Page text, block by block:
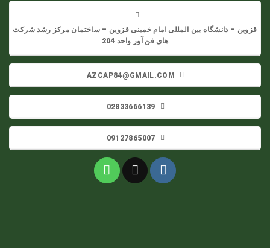
قزوین – دانشگاه بین المللی امام خمینی قزوین – ساختمان مرکز رشد شرکت
های فن آور واحد 204
AZCAP84@GMAIL.COM
02833666139
09127865007